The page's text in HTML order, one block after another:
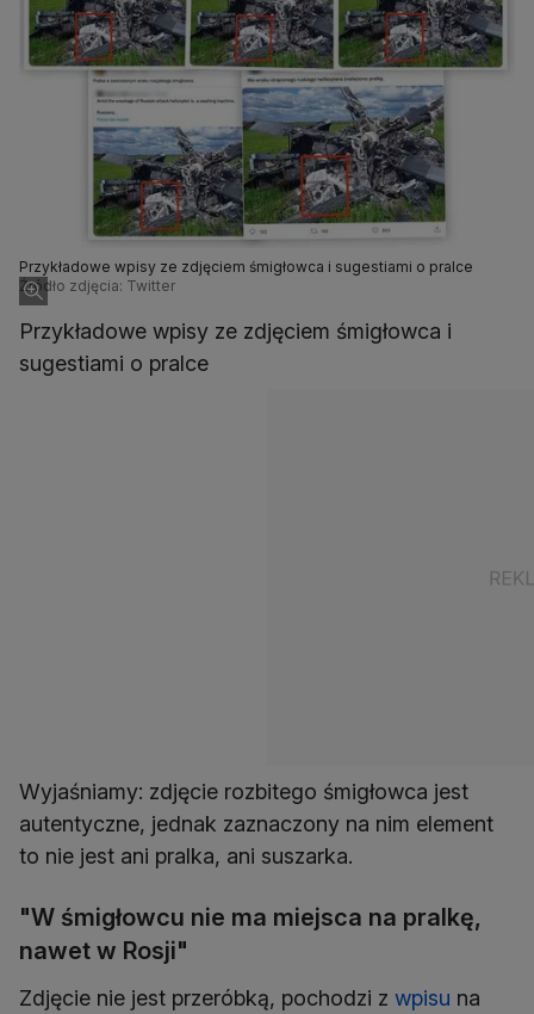
Przykładowe wpisy ze zdjęciem śmigłowca i sugestiami o pralce
Źródło zdjęcia: Twitter
Przykładowe wpisy ze zdjęciem śmigłowca i
sugestiami o pralce
Wyjaśniamy: zdjęcie rozbitego śmigłowca jest
autentyczne, jednak zaznaczony na nim element
to nie jest ani pralka, ani suszarka.
"W śmigłowcu nie ma miejsca na pralkę,
nawet w Rosji"
Zdjęcie nie jest przeróbką, pochodzi z wpisu na